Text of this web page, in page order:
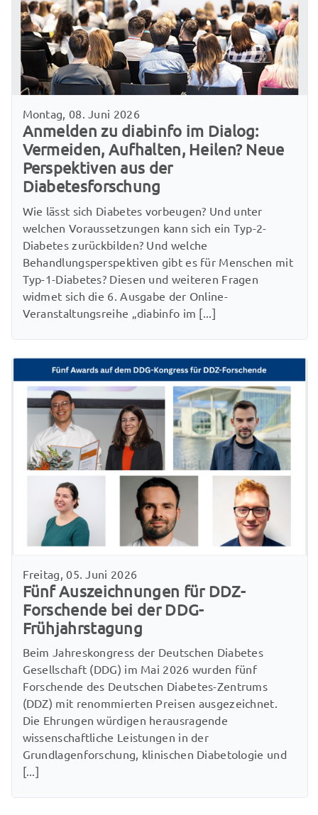
Montag, 08. Juni 2026
Anmelden zu diabinfo im Dialog:
Vermeiden, Aufhalten, Heilen? Neue
Perspektiven aus der
Diabetesforschung
Wie lässt sich Diabetes vorbeugen? Und unter
welchen Voraussetzungen kann sich ein Typ-2-
Diabetes zurückbilden? Und welche
Behandlungsperspektiven gibt es für Menschen mit
Typ-1-Diabetes? Diesen und weiteren Fragen
widmet sich die 6. Ausgabe der Online-
Veranstaltungsreihe „diabinfo im [...]
Freitag, 05. Juni 2026
Fünf Auszeichnungen für DDZ-
Forschende bei der DDG-
Frühjahrstagung
Beim Jahreskongress der Deutschen Diabetes
Gesellschaft (DDG) im Mai 2026 wurden fünf
Forschende des Deutschen Diabetes-Zentrums
(DDZ) mit renommierten Preisen ausgezeichnet.
Die Ehrungen würdigen herausragende
wissenschaftliche Leistungen in der
Grundlagenforschung, klinischen Diabetologie und
[...]